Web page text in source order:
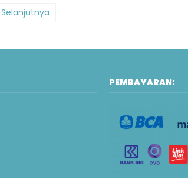
Selanjutnya
PEMBAYARAN: